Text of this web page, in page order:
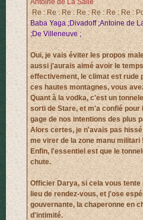
Re : Re : Re : Re : Re : Re : Re :
Baba Yaga ;Divadoff ;Antoine de
;De Villeneuve ;
Oui, je vais éviter les propos
aussi j'aurais aimé avoir le
effectivement, le climat est rude
ces hautes montagnes, vous
Quant à la vodka, c'est un
sorti de Stare, et m'a confié
gage de nos intentions des plus
Alors certes, je n'avais pas
me virer de la zone manu militari !
Enfin, l'essentiel est que le
chute.
Officier Darya, si cela vous
lieu de rendez-vous, et j'ose
gouvernante, la chaperonne en
d'intimité.